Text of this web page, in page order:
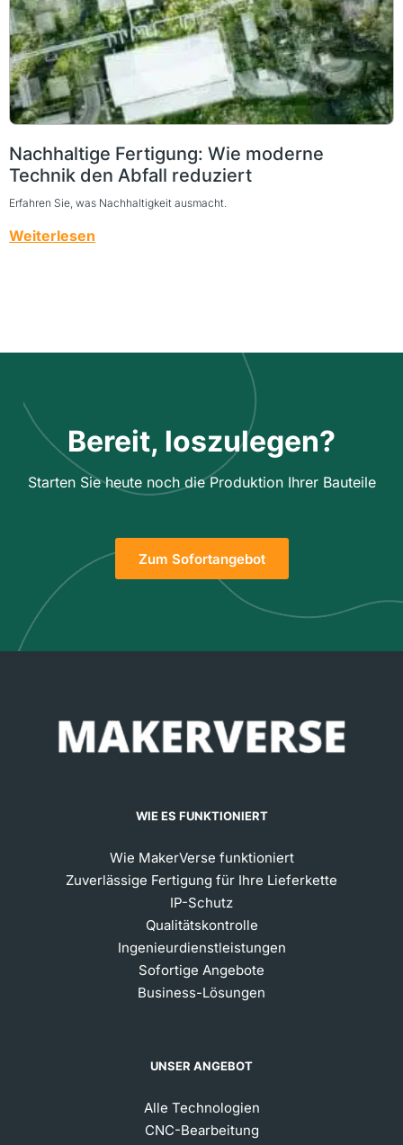
Nachhaltige Fertigung: Wie moderne
Technik den Abfall reduziert
Erfahren Sie, was Nachhaltigkeit ausmacht.
Weiterlesen
Bereit, loszulegen?
Starten Sie heute noch die Produktion Ihrer Bauteile
Zum Sofortangebot
WIE ES FUNKTIONIERT
Wie MakerVerse funktioniert
Zuverlässige Fertigung für Ihre Lieferkette
IP-Schutz
Qualitätskontrolle
Ingenieurdienstleistungen
Sofortige Angebote
Business-Lösungen
UNSER ANGEBOT
Alle Technologien
CNC-Bearbeitung